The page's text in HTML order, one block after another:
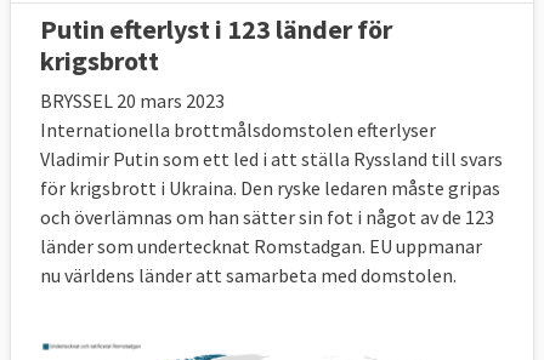
Putin efterlyst i 123 länder för
krigsbrott
BRYSSEL 20 mars 2023
Internationella brottmålsdomstolen efterlyser
Vladimir Putin som ett led i att ställa Ryssland till svars
för krigsbrott i Ukraina. Den ryske ledaren måste gripas
och överlämnas om han sätter sin fot i något av de 123
länder som undertecknat Romstadgan. EU uppmanar
nu världens länder att samarbeta med domstolen.